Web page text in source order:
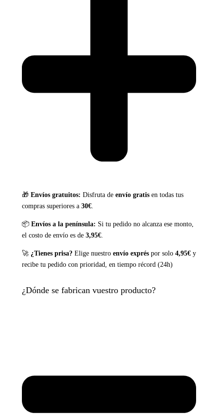
🎁 Envíos gratuitos: Disfruta de envío gratisen todas tus
compras superiores a 30€.
📦 Envíos a la península: Si tu pedido no alcanza ese monto,
el costo de envío es de 3,95€.
🚀 ¿Tienes prisa?Elige nuestro envío expréspor solo 4,95€y
recibe tu pedido con prioridad, en tiempo récord (24h)
¿Dónde se fabrican vuestro producto?